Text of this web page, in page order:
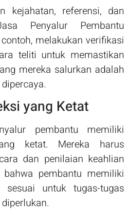
kejahatan, referensi, dan
Penyalur Pembantu
melakukan verifikasi
teliti untuk memastikan
mereka salurkan adalah
yang Ketat
pembantu memiliki
ketat. Mereka harus
dan penilaian keahlian
pembantu memiliki
sesuai untuk tugas-tugas